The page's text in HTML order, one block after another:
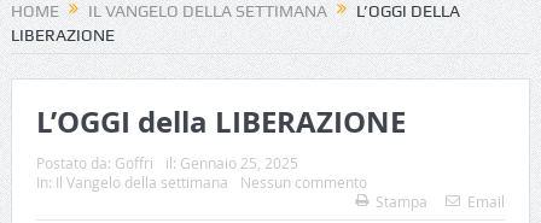
HOME IL VANGELO DELLA SETTIMANA
L’OGGI DELLA
LIBERAZIONE
L’OGGI della LIBERAZIONE
Postato da: Goffri il: Gennaio 25, 2025
In: Il Vangelo della settimana
Nessun commento
Stampa
Email